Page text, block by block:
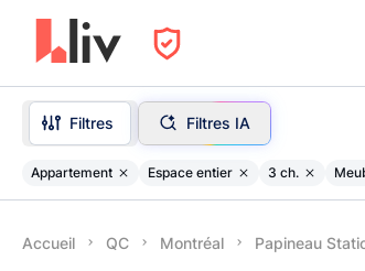
Filtres Filtres IA
Appartement Espace entier 3 ch.
Accueil QC Montréal Papineau